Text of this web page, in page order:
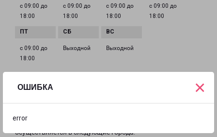
ОШИБКА
error
×
с 09:00 до
18:00
с 09:00 до
18:00
с 09:00 до
18:00
с 09:00 до
18:00
с 09:00 до
18:00
Выходной Выходной
области
Из филиала в Ленинск-Кузнецком доставка грузов
осуществляется в следующие города: